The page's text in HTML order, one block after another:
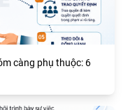
càng phụ thuộc: 6